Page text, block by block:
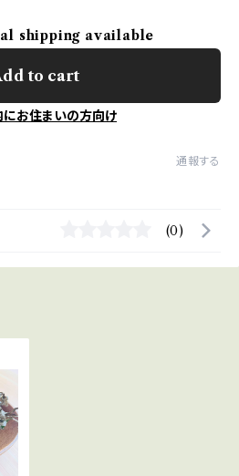
shipping available
to cart
にお住まいの方向け
通報する
(0)